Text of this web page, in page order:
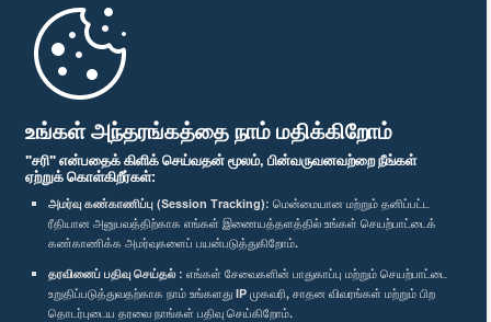
உங்கள் அந்தரங்கத்தை நாம் மதிக்கிறோம்
"சரி" என்பதைக் கிளிக் செய்வதன் மூலம், பின்வருவனவற்றை நீங்கள்
ஏற்றுக் கொள்கிறீர்கள்:
அமர்வு கண்காணிப்பு (Session Tracking): மென்மையான மற்றும் தனிப்பட்ட
ரீதியான அனுபவத்திற்காக எங்கள் இணையத்தளத்தில் உங்கள் செயற்பாட்டைக்
கண்காணிக்க அமர்வுகளைப் பயன்படுத்துகிறோம்.
தரவினைப் பதிவு செய்தல் : எங்கள் சேவைகளின் பாதுகாப்பு மற்றும் செயற்பாட்டை
உறுதிப்படுத்துவதற்காக நாம் உங்களது IP முகவரி, சாதன விவரங்கள் மற்றும் பிற
தொடர்புடைய தரவை நாங்கள் பதிவு செய்கிறோம்.
முதற்பக்கம்
பாராளுமன்ற கையடக்க செயலி
எம்மை பின்தொடர்க :
விருதுகள்